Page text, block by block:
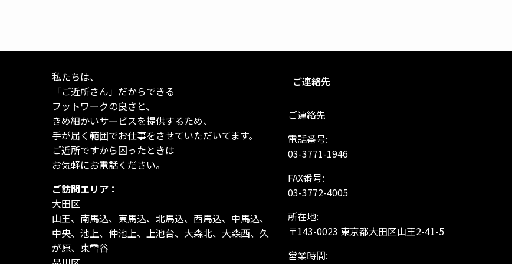
私たちは、
「ご近所さん」だからできる
フットワークの良さと、
きめ細かいサービスを提供するため、
手が届く範囲でお仕事をさせていただいてます。
ご近所ですから困ったときは
お気軽にお電話ください。
ご訪問エリア：
大田区
山王、南馬込、東馬込、北馬込、西馬込、中馬込、
中央、池上、仲池上、上池台、大森北、大森西、久
が原、東雪谷
ご連絡先
ご連絡先
電話番号:
03-3771-1946
FAX番号:
03-3772-4005
所在地:
〒143-0023 東京都大田区山王2-41-5
営業時間: